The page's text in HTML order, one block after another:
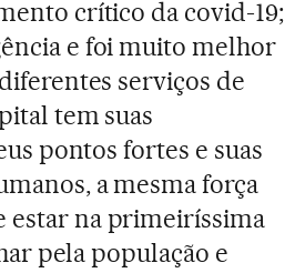
crítico da covid-19;
e foi muito melhor
serviços de
tem suas
pontos fortes e suas
a mesma força
estar na primeiríssima
pela população e